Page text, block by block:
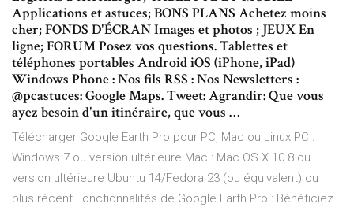
Applications et astuces; BONS PLANS Achetez moins
cher; FONDS D'ÉCRAN Images et photos ; JEUX En
ligne; FORUM Posez vos questions. Tablettes et
téléphones portables Android iOS (iPhone, iPad)
Windows Phone : Nos fils RSS : Nos Newsletters :
@pcastuces: Google Maps. Tweet: Agrandir: Que vous
ayez besoin d'un itinéraire, que vous …
Télécharger Google Earth Pro pour PC, Mac ou Linux PC :
Windows 7 ou version ultérieure Mac : Mac OS X 10.8 ou
version ultérieure Ubuntu 14/Fedora 23 (ou équivalent) ou
plus récent Fonctionnalités de Google Earth Pro : Bénéficiez